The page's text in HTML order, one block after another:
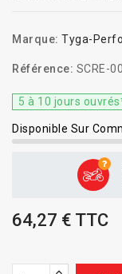
Marque: Tyga-
Référence: SCRE-
5 à 10 jours
Disponible Sur
64,27 € TTC